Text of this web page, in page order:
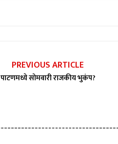
PREVIOUS ARTICLE
पाटणमध्ये सोमवारी राजकीय भुकंप?